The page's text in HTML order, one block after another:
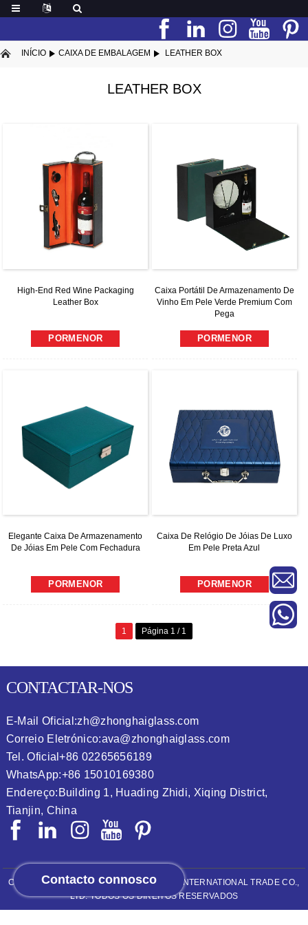
INÍCIO CAIXA DE EMBALAGEM LEATHER BOX
LEATHER BOX
High-End Red Wine Packaging
Leather Box
PORMENOR
Caixa Portátil De Armazenamento De
Vinho Em Pele Verde Premium Com
Pega
PORMENOR
Elegante Caixa De Armazenamento
De Jóias Em Pele Com Fechadura
PORMENOR
Caixa De Relógio De Jóias De Luxo
Em Pele Preta Azul
PORMENOR
1 Página 1 / 1
Contacto connosco
CONTACTAR-NOS
E-Mail Oficial:zh@zhonghaiglass.com
Correio Eletrónico:ava@zhonghaiglass.com
Tel. Oficial+86 02265656189
WhatsApp:+86 15010169380
Endereço: Building 1, Huading Zhidi, Xiqing District,
Tianjin, China
COPYRIGHT © 2026ZHONGHAI (TIANJIN) INTERNATIONAL TRADE CO.,
LTD.TODOS OS DIREITOS RESERVADOS